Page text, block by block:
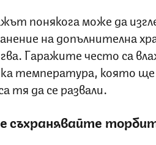
понякога може да
на допълнителна
Гаражите често са
температура, която
тя да се развали.
съхранявайте